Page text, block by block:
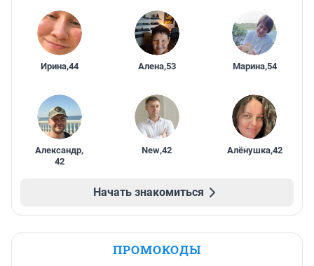
Ирина,44 Алена,53 Марина,54
Александр,
42
New,42 Алёнушка,42
Начать знакомиться
ПРОМОКОДЫ